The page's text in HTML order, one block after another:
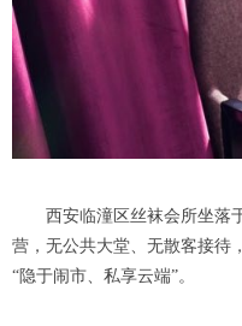
西安临潼区丝袜会所坐落于
营，无公共大堂、无散客接待
“隐于闹市、私享云端”。